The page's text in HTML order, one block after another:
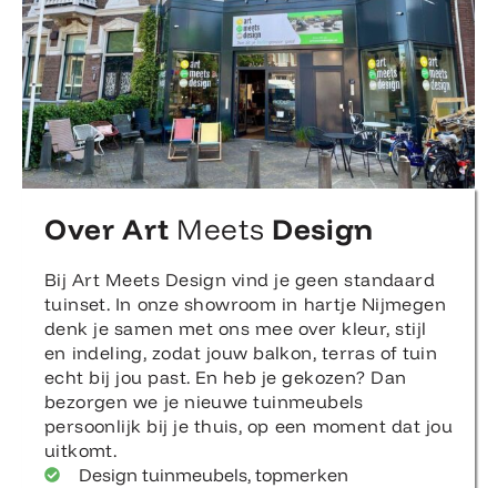
Over Art Meets Design
Bij Art Meets Design vind je geen standaard
tuinset. In onze showroom in hartje Nijmegen
denk je samen met ons mee over kleur, stijl
en indeling, zodat jouw balkon, terras of tuin
echt bij jou past. En heb je gekozen? Dan
bezorgen we je nieuwe tuinmeubels
persoonlijk bij je thuis, op een moment dat jou
uitkomt.
Design tuinmeubels, topmerken